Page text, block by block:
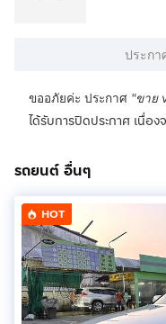
ประกา
ขออภัยค่ะ ประกาศ "ขาย
ได้รับการปิดประกาศ เนื่อ
รถยนต์ อื่นๆ
HOT